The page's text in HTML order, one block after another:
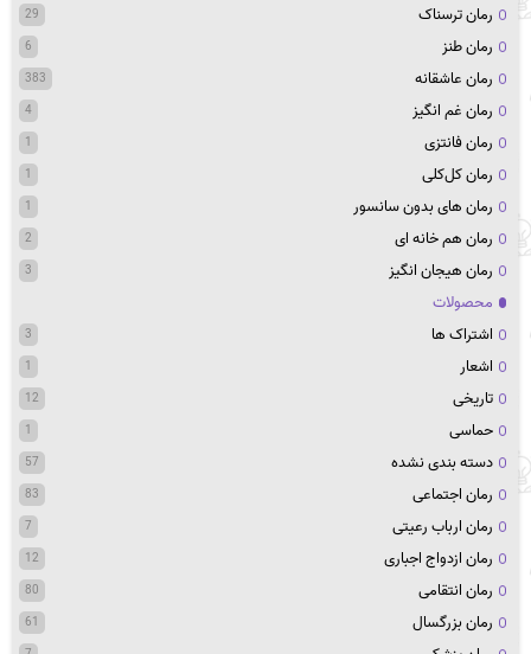
رمان ترسناک 29
رمان طنز 6
رمان عاشقانه 383
رمان غم انگیز 4
رمان فانتزی 1
رمان کل‌کلی 1
رمان های بدون سانسور 1
رمان هم خانه ای 2
رمان هیجان انگیز 3
محصولات
اشتراک ها
3
اشعار 1
تاریخی 12
حماسی 1
دسته بندی نشده 57
رمان اجتماعی 83
رمان ارباب رعیتی 7
رمان ازدواج اجباری 12
رمان انتقامی 80
رمان بزرگسال 61